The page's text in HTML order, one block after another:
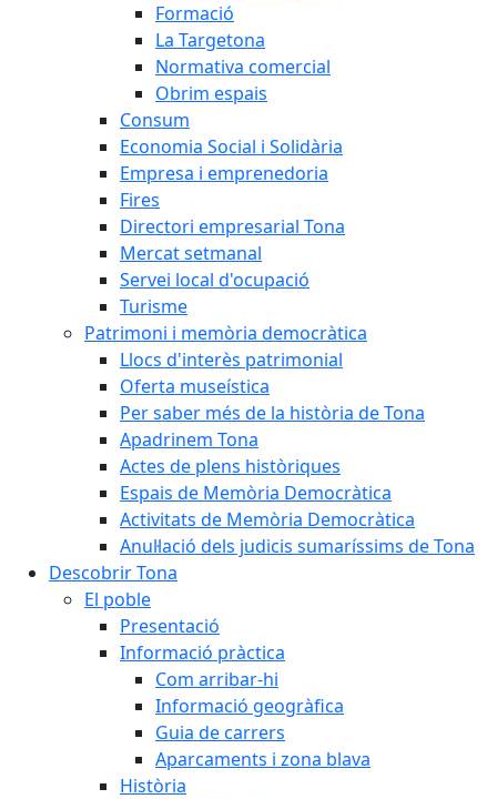
Formació
La Targetona
Normativa comercial
Obrim espais
Consum
Economia Social i Solidària
Empresa i emprenedoria
Fires
Directori empresarial Tona
Mercat setmanal
Servei local d'ocupació
Turisme
Patrimoni i memòria democràtica
Llocs d'interès patrimonial
Oferta museística
Per saber més de la història de Tona
Apadrinem Tona
Actes de plens històriques
Espais de Memòria Democràtica
Activitats de Memòria Democràtica
Anul·lació dels judicis sumaríssims de Tona
Descobrir Tona
El poble
Presentació
Informació pràctica
Com arribar-hi
Informació geogràfica
Guia de carrers
Aparcaments i zona blava
Història